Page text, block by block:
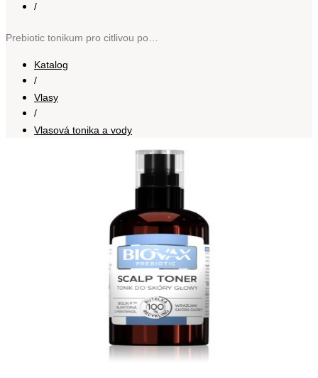
/
Katalog
/
Vlasy
/
Vlasová tonika a vody